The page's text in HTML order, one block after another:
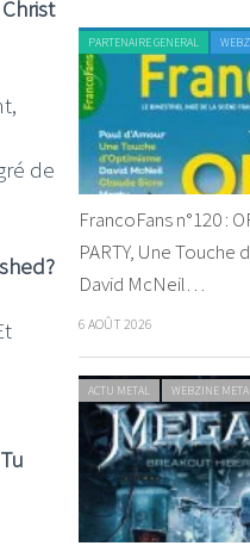
de
PARTENAIRE GENERAL
FrancoFans n°120 :
PARTY, Une Touche
David McNeil…
6 AOÛT 2026
ACTU METAL WEBZINE